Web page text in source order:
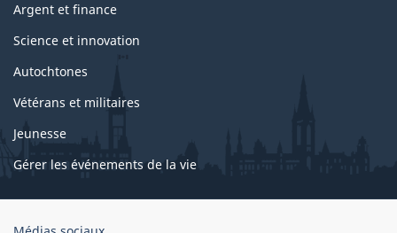
Argent et finance
Science et innovation
Autochtones
Vétérans et militaires
Jeunesse
Gérer les événements de la vie